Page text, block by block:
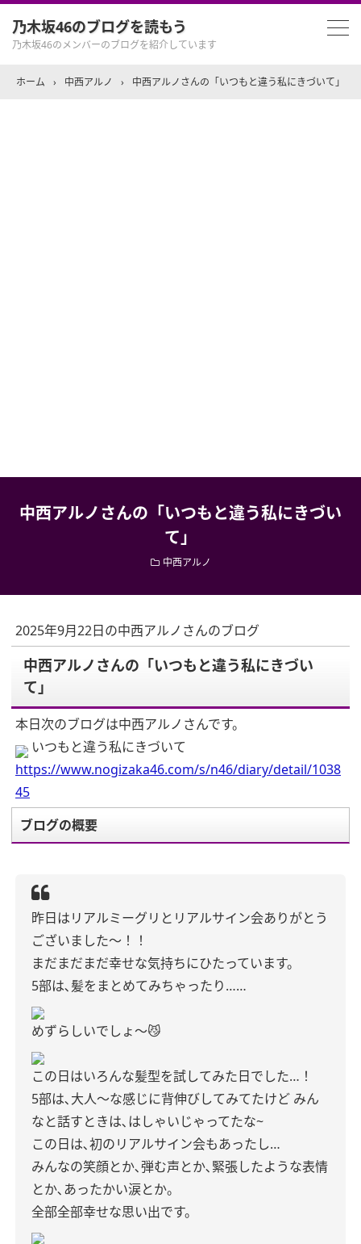
乃木坂46のブログを読もう
乃木坂46のメンバーのブログを紹介しています
ホーム › 中西アルノ › 中西アルノさんの「いつもと違う私にきづいて」
中西アルノさんの「いつもと違う私にきづい
て」
中西アルノ
2025年9月22日の中西アルノさんのブログ
中西アルノさんの「いつもと違う私にきづい
て」
本日次のブログは中西アルノさんです。
いつもと違う私にきづいて
https://www.nogizaka46.com/s/n46/diary/detail/1038
45
ブログの概要
昨日はリアルミーグリとリアルサイン会ありがとう
ございました〜！！
まだまだまだ幸せな気持ちにひたっています。
5部は､髪をまとめてみちゃったり……
めずらしいでしょ〜😼
この日はいろんな髪型を試してみた日でした…！
5部は､大人〜な感じに背伸びしてみてたけど みん
なと話すときは､はしゃいじゃってたな~
この日は､初のリアルサイン会もあったし…
みんなの笑顔とか､弾む声とか､緊張したような表情
とか､あったかい涙とか。
全部全部幸せな思い出です。